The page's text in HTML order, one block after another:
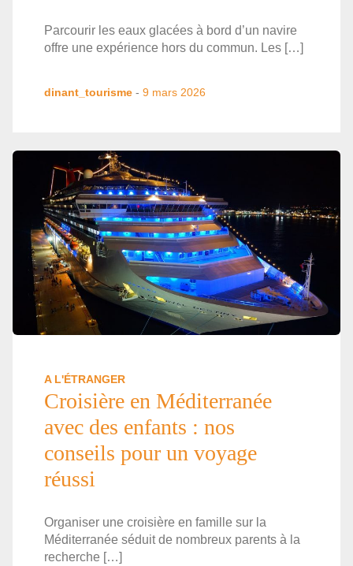
Parcourir les eaux glacées à bord d’un navire
offre une expérience hors du commun. Les […]
dinant_tourisme - 9 mars 2026
A L'ÉTRANGER
Croisière en Méditerranée
avec des enfants : nos
conseils pour un voyage
réussi
Organiser une croisière en famille sur la
Méditerranée séduit de nombreux parents à la
recherche […]